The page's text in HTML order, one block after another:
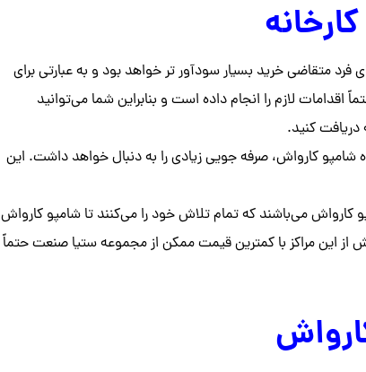
فرد متقاضی خرید بسیار سودآور تر خواهد بود و به عبارتی برای
اقدامات لازم را انجام داده است و بنابراین شما می‌توانید
کنید.
کارواش، صرفه جویی زیادی را به دنبال خواهد داشت. این
کارواش می‌باشند که تمام تلاش خود را می‌کنند تا شامپو کارواش
از این مراکز با کمترین قیمت ممکن از مجموعه ستیا صنعت حتماً